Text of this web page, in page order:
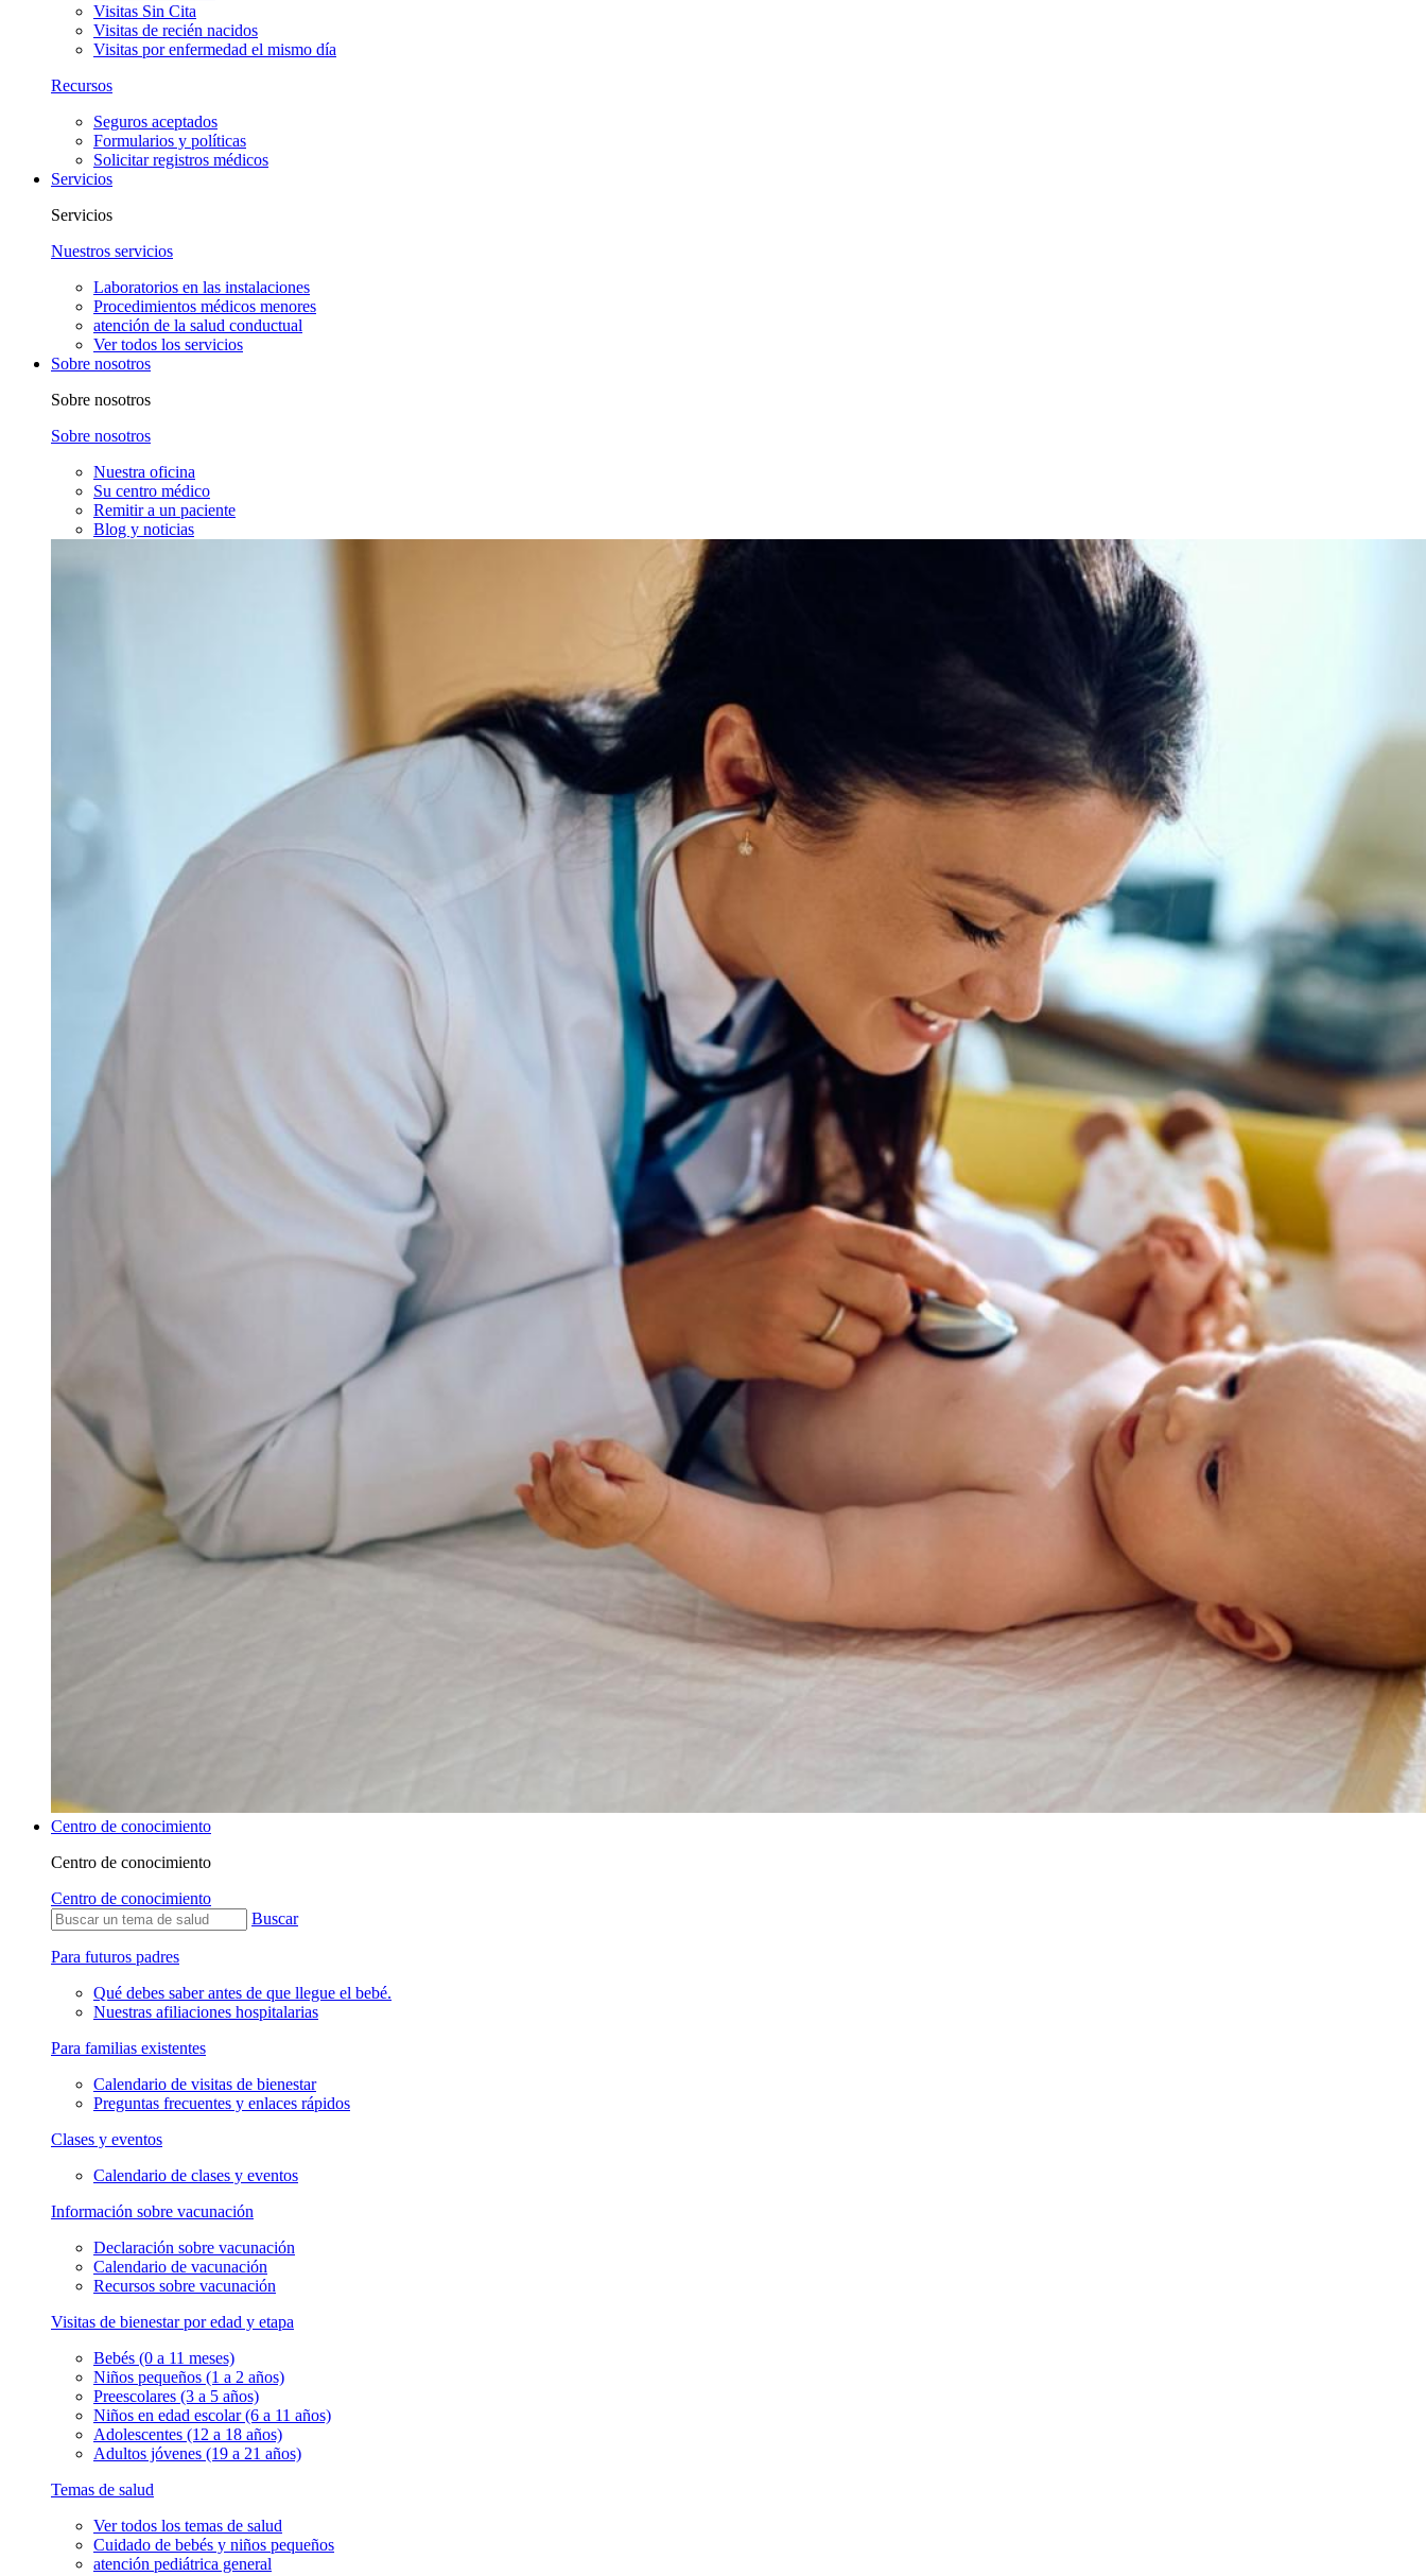
Visitas Sin Cita
Visitas de recién nacidos
Visitas por enfermedad el mismo día
Recursos
Seguros aceptados
Formularios y políticas
Solicitar registros médicos
Servicios
Servicios
Nuestros servicios
Laboratorios en las instalaciones
Procedimientos médicos menores
atención de la salud conductual
Ver todos los servicios
Sobre nosotros
Sobre nosotros
Sobre nosotros
Nuestra oficina
Su centro médico
Remitir a un paciente
Blog y noticias
Centro de conocimiento
Centro de conocimiento
Centro de conocimiento
Buscar
Para futuros padres
Qué debes saber antes de que llegue el bebé.
Nuestras afiliaciones hospitalarias
Para familias existentes
Calendario de visitas de bienestar
Preguntas frecuentes y enlaces rápidos
Clases y eventos
Calendario de clases y eventos
Información sobre vacunación
Declaración sobre vacunación
Calendario de vacunación
Recursos sobre vacunación
Visitas de bienestar por edad y etapa
Bebés (0 a 11 meses)
Niños pequeños (1 a 2 años)
Preescolares (3 a 5 años)
Niños en edad escolar (6 a 11 años)
Adolescentes (12 a 18 años)
Adultos jóvenes (19 a 21 años)
Temas de salud
Ver todos los temas de salud
Cuidado de bebés y niños pequeños
atención pediátrica general